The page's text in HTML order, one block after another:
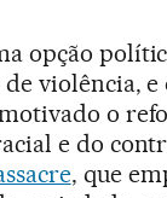
opção
violência,
o
e do
, que